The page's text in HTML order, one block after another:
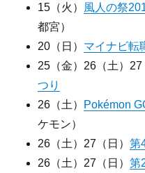
15（火） 風人の祭
都宮）
20（日） マイナビ転
25（金）26（土）
つり
26（土） Pokémon
ケモン）
26（土）27（日）第
26（土）27（日）第